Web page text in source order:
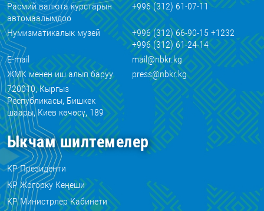
Расмий валюта курстарын
автомаалымдоо
+996 (312) 61-07-11
Нумизматикалык музей
+996 (312) 66-90-15 +1232
+996 (312) 61-24-14
E-mail
mail@nbkr.kg
ЖМК менен иш алып баруу
press@nbkr.kg
720010, Кыргыз
Республикасы, Бишкек
шаары, Киев көчөсү, 189
Ыкчам шилтемелер
КР Президенти
КР Жогорку Кеңеши
КР Министрлер Кабинети